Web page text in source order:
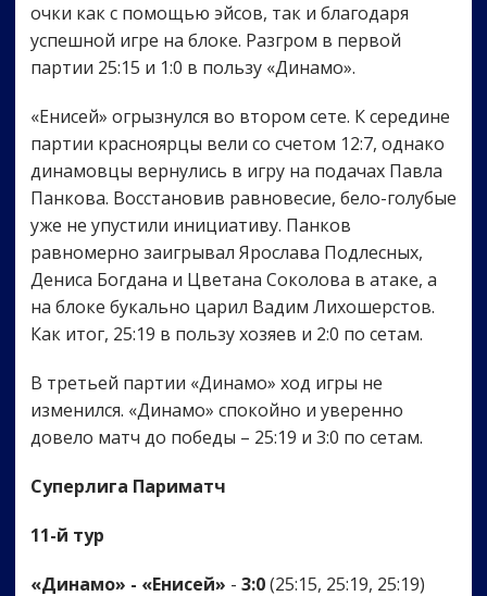
очки как с помощью эйсов, так и благодаря
успешной игре на блоке. Разгром в первой
партии 25:15 и 1:0 в пользу «Динамо».
«Енисей» огрызнулся во втором сете. К середине
партии красноярцы вели со счетом 12:7, однако
динамовцы вернулись в игру на подачах Павла
Панкова. Восстановив равновесие, бело-голубые
уже не упустили инициативу. Панков
равномерно заигрывал Ярослава Подлесных,
Дениса Богдана и Цветана Соколова в атаке, а
на блоке букально царил Вадим Лихошерстов.
Как итог, 25:19 в пользу хозяев и 2:0 по сетам.
В третьей партии «Динамо» ход игры не
изменился. «Динамо» спокойно и уверенно
довело матч до победы – 25:19 и 3:0 по сетам.
Суперлига Париматч
11-й тур
«Динамо» - «Енисей» - 3:0(25:15, 25:19, 25:19)